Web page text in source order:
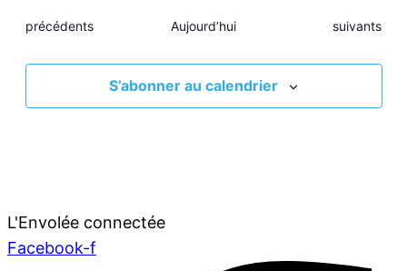
Évènements
précédents Aujourd’hui Évènements
suivants
S’abonner au calendrier
L'Envolée connectée
Facebook-f